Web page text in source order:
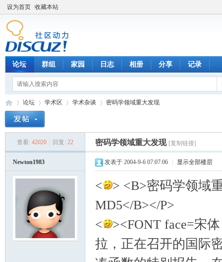
设为首页 收藏本站
论坛 群组 家园 日志 相册 分享 记录
论坛
›
学术区
›
学术杂谈
›
密码学领域重大发现
查看: 42020 回复: 22 密码学领域重大发现 [复制链接]
Newton1983 发表于 2004-9-6 07:07:06 显示全部楼层
<
> <B>密码学领域
MD5</B></P>
<
><FONT face=宋
拉，正在召开的国际